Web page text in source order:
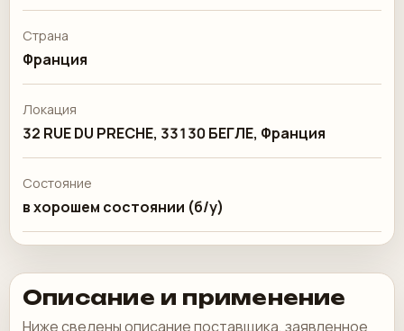
Страна
Франция
Локация
32 RUE DU PRECHE, 33130 БЕГЛЕ, Франция
Состояние
в хорошем состоянии (б/у)
Описание и применение
Ниже сведены описание поставщика, заявленное